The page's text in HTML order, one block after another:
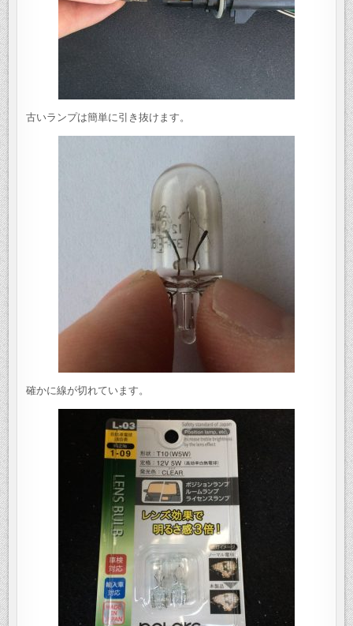
古いランプは簡単に引き抜けます。
確かに線が切れています。